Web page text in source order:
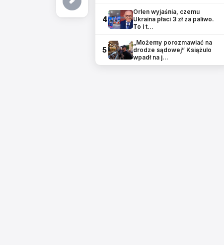
4
Orlen wyjaśnia, czemu
Ukraina płaci 3 zł za paliwo.
To i t…
5
„Możemy porozmawiać na
drodze sądowej” Książulo
wpadł na j…